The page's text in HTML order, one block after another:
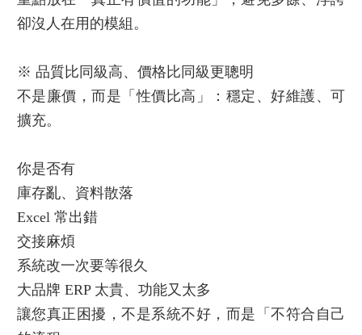
卻沒人在用的模組。
※ 品質比同級高、價格比同級更聰明
不是廉價，而是「性價比高」：穩定、好維護、可
擴充。
你是否有
庫存亂、資料散落
Excel 常出錯
交接麻煩
系統改一次要等很久
大品牌 ERP 太貴、功能又太多
讓您真正困擾，不是系統不好，而是「不符合自己